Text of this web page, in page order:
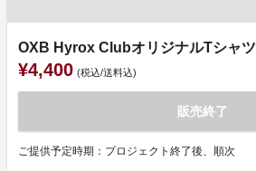
OXB Hyrox ClubオリジナルTシャツ
¥4,400 (税込/送料込)
販売終了
ご提供予定時期：プロジェクト終了後、順次